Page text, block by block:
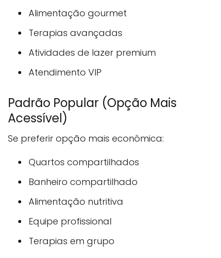
Alimentação gourmet
Terapias avançadas
Atividades de lazer premium
Atendimento VIP
Padrão Popular (Opção Mais
Acessível)
Se preferir opção mais econômica:
Quartos compartilhados
Banheiro compartilhado
Alimentação nutritiva
Equipe profissional
Terapias em grupo